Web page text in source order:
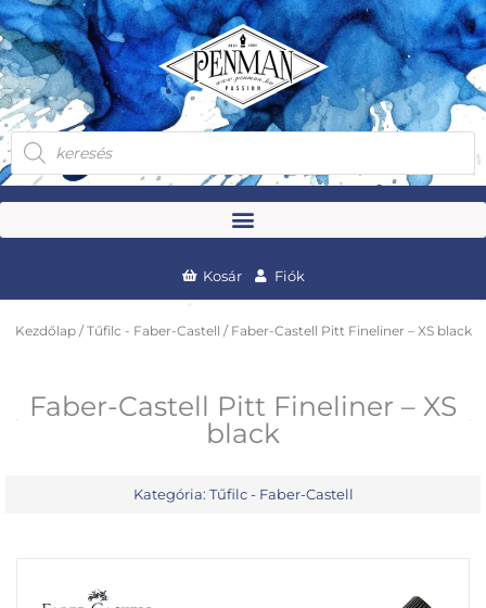
Skip
to
content
Products
search
Kosár Fiók
Kezdőlap/Tűfilc - Faber-Castell / Faber-Castell Pitt Fineliner – XS black
Faber-Castell Pitt Fineliner – XS
black
Kategória: Tűfilc - Faber-Castell